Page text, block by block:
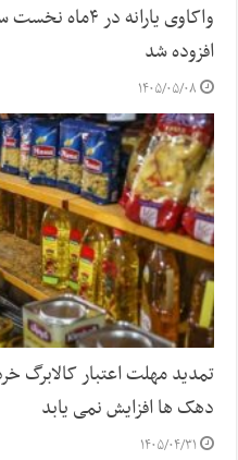
افزوده شد
۱۴۰۵/۰۵/۰۸
دهک ها افزایش نمی یابد
۱۴۰۵/۰۴/۳۱